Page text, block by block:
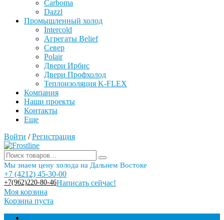
Carboma
Dazzl
Промышленный холод
Intercold
Агрегаты Belief
Север
Polair
Двери Ирбис
Двери Профхолод
Теплоизоляция K-FLEX
Компания
Наши проекты
Контакты
Еще
Войти / Регистрация
Мы знаем цену холода на Дальнем Востоке
+7 (4212) 45-30-00
+7(962)220-80-46Написать сейчас!
Моя корзина
Корзина пуста